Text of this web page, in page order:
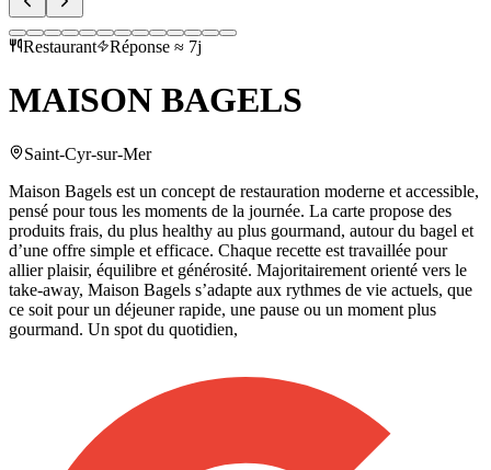
Restaurant Réponse ≈ 7j
MAISON BAGELS
Saint-Cyr-sur-Mer
Maison Bagels est un concept de restauration moderne et accessible,
pensé pour tous les moments de la journée. La carte propose des
produits frais, du plus healthy au plus gourmand, autour du bagel et
d’une offre simple et efficace. Chaque recette est travaillée pour
allier plaisir, équilibre et générosité. Majoritairement orienté vers le
take-away, Maison Bagels s’adapte aux rythmes de vie actuels, que
ce soit pour un déjeuner rapide, une pause ou un moment plus
gourmand. Un spot du quotidien,